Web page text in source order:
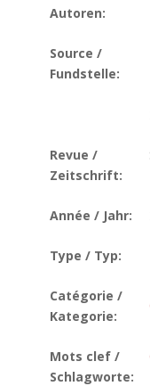
Autoren:
Source /
Fundstelle:
Revue /
Zeitschrift:
Année / Jahr:
Type / Typ:
Catégorie /
Kategorie:
Mots clef /
Schlagworte: